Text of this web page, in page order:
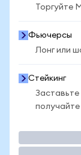
Торгуйте
Фьючерсы
Лонг или
Стейкинг